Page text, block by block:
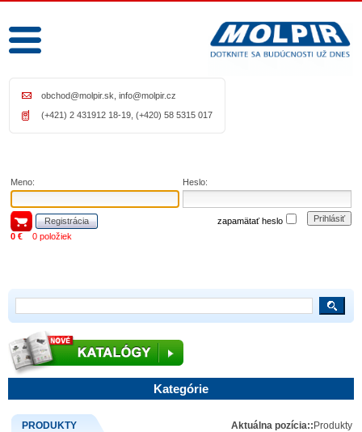
obchod@molpir.sk info@molpir.cz
(+421) 2 431912 18-19, (+420) 58 5315 017
Meno: Heslo:
Registrácia Prihlásiť
zapamätať heslo
0 € 0 položiek
Kategórie
PRODUKTY Aktuálna pozícia:: Produkty